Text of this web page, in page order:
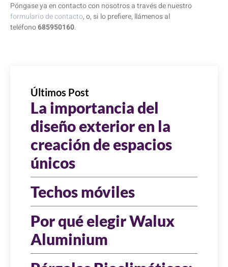
Póngase ya en contacto con nosotros a través de nuestro
formulario de contacto, o, si lo prefiere, llámenos al
teléfono685950160.
Últimos Post
La importancia del
diseño exterior en la
creación de espacios
únicos
Techos móviles
Por qué elegir Walux
Aluminium